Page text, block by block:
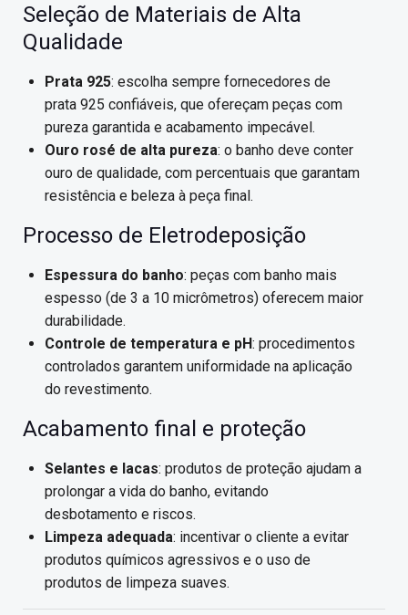
Seleção de Materiais de Alta
Qualidade
Prata 925: escolha sempre fornecedores de
prata 925 confiáveis, que ofereçam peças com
pureza garantida e acabamento impecável.
Ouro rosé de alta pureza: o banho deve conter
ouro de qualidade, com percentuais que garantam
resistência e beleza à peça final.
Processo de Eletrodeposição
Espessura do banho: peças com banho mais
espesso (de 3 a 10 micrômetros) oferecem maior
durabilidade.
Controle de temperatura e pH: procedimentos
controlados garantem uniformidade na aplicação
do revestimento.
Acabamento final e proteção
Selantes e lacas: produtos de proteção ajudam a
prolongar a vida do banho, evitando
desbotamento e riscos.
Limpeza adequada: incentivar o cliente a evitar
produtos químicos agressivos e o uso de
produtos de limpeza suaves.